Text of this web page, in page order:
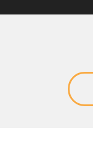
Vi erbjuder